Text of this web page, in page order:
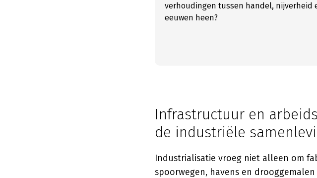
verhoudingen tussen handel, nijverheid
eeuwen heen?
Infrastructuur en
de industriële
Industrialisatie vroeg niet alleen om
spoorwegen, havens en